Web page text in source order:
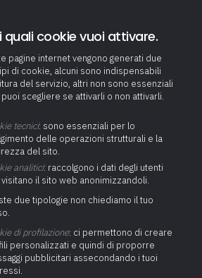
Newsletter
Pratiche Sismiche
Sismiche
sismica in Lombardia.
dei Comuni a seguito
della D.G.R. 5001/2016
quali cookie vuoi attivare.
pagine internet vengono generati due
di cookie, alcuni sono indispensabili
del servizio, altri non sono essenziali
scegliere se attivarli o non attivarli.
tecnici: sono essenziali per lo
delle operazioni strutturali e la
del sito.
analitici: raccolgono i dati degli utenti
il sito web anonimizzandoli.
due tipologie non chiediamo il tuo
di profilazione: ci permettono di creare
personalizzati e quindi di proporre
pubblicitari assecondando i tuoi